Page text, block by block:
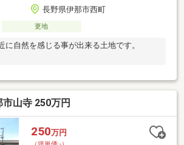
長野県伊那市西町
更地
に自然を感じる事が出来る土地です。
山寺 250万円
250万円